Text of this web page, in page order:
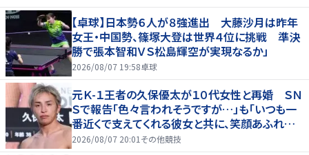
【卓球】日本勢６人が８強進出 大藤沙月は昨年
女王・中国勢、篠塚大登は世界４位に挑戦 準決
勝で張本智和ＶＳ松島輝空が実現なるか」
2026/08/07 19:58卓球
元Ｋ-１王者の久保優太が１０代女性と再婚 ＳＮ
Ｓで報告「色々言われそうですが…」も「いつも一
番近くで支えてくれる彼女と共に、笑顔あふれる
家庭を築いていきたい」
2026/08/07 20:01 その他競技